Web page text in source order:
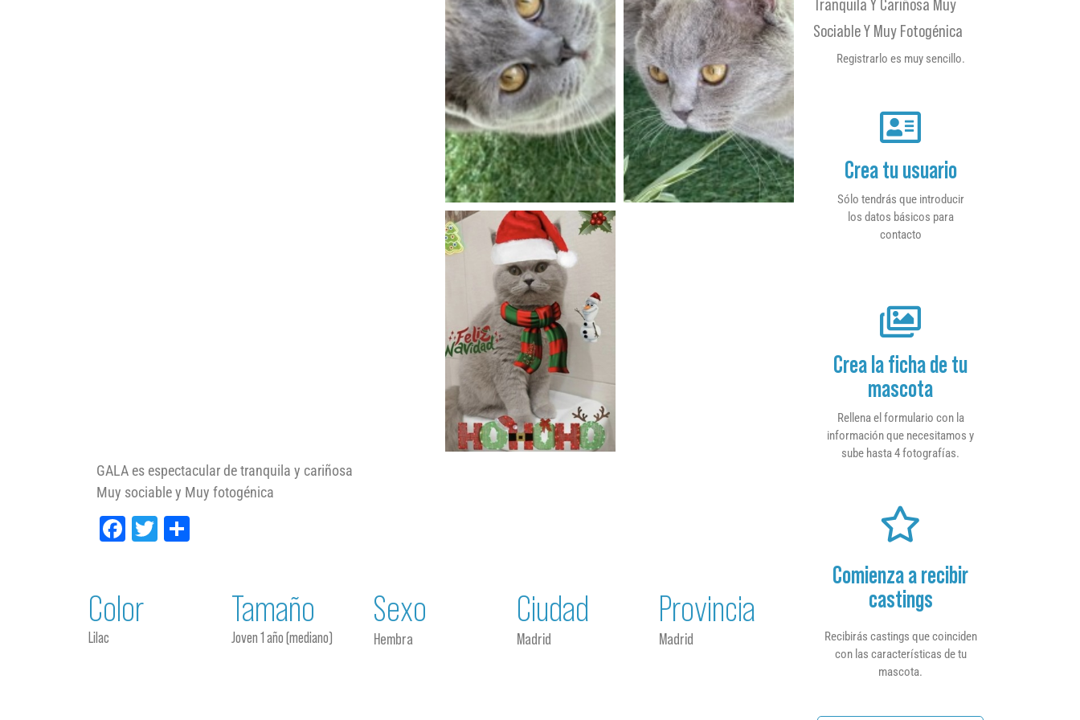
GALA es espectacular de tranquila y cariñosa
Muy sociable y Muy fotogénica
Facebook
Twitter
Color
Lilac
Tamaño
Joven 1 año (mediano)
Sexo
Hembra
Ciudad
Madrid
Provincia
Madrid
Tranquila Y Cariñosa Muy
Sociable Y Muy Fotogénica
Registrarlo es muy sencillo.
Crea tu usuario
Sólo tendrás que introducir
los datos básicos para
contacto
Crea la ficha de tu
mascota
Rellena el formulario con la
información que necesitamos y
sube hasta 4 fotografías.
Comienza a recibir
castings
Recibirás castings que coinciden
con las características de tu
mascota.